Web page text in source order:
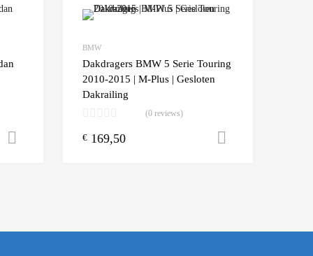
Add to Wishlist
Opties selecteren
BMW
Dakdragers BMW 5 Serie Touring
2010-2015 | M-Plus | Gesloten
Dakrailing
(0 reviews)
€ 169,50